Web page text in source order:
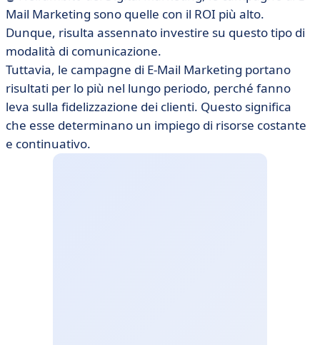
Mail Marketing sono quelle con il ROI più alto.
Dunque, risulta assennato investire su questo tipo di
modalità di comunicazione.
Tuttavia, le campagne di E-Mail Marketing portano
risultati per lo più nel lungo periodo, perché fanno
leva sulla fidelizzazione dei clienti. Questo significa
che esse determinano un impiego di risorse costante
e continuativo.